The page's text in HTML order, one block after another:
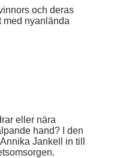
och deras
med nyanlända
eller nära
hand? I den
Jankell in till